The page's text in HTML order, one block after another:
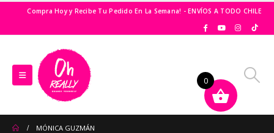
Compra Hoy y Recibe Tu Pedido En La Semana! - ENVÍOS A TODO CHILE
MÓNICA GUZMÁN
0